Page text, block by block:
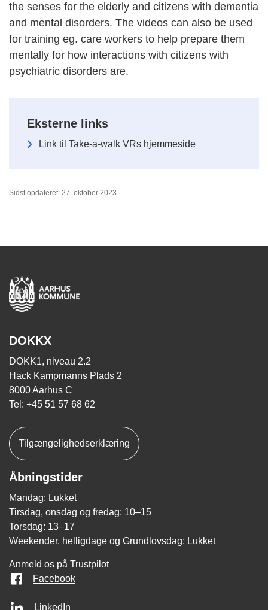
the senses for the elderly and citizens with dementia
and mental disorders. The videos can also be used
for training eg. care workers to help prepare them
mentally for how interactions with citizens with
psychiatric disorders are.
Eksterne links
Link til Take-a-walk VRs hjemmeside
Sidst opdateret: 27. oktober 2023
DOKKX
DOKK1, niveau 2.2
Hack Kampmanns Plads 2
8000 Aarhus C
Tel: +45 51 57 68 62
Tilgængelighedserklæring
Åbningstider
Mandag: Lukket
Tirsdag, onsdag og fredag: 10–15
Torsdag: 13–17
Weekender, helligdage og Grundlovsdag: Lukket
Anmeld os på Trustpilot
Facebook
LinkedIn